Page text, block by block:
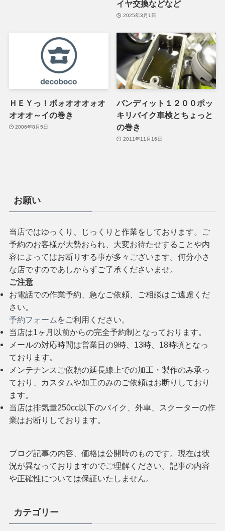
イヤ交換などなど
2025年3月1日
ＨＥＹっ！ボォオオオォオ
オオオ～イの巻き
2006年8月5日
バンディット１２００ポッ
キリバイク車検とちょっと
の巻き
2011年11月16日
お願い
当店ではゆっくり、じっくりと作業をしております。ご
予約のお客様が大勢おられ、大変お待たせすることや内
容によってはお断りする事が多々ございます。何分小さ
な店ですのであしからずご了承くださいませ。
ご注意
お電話での作業予約、急なご依頼、ご相談はご遠慮くだ
さい。
予約フォーム をご利用ください。
当店は1ヶ月以前からの完全予約制となっております。
メールの対応時間は営業日の9時、13時、18時頃となっ
ております。
メンテナンスご依頼の延長線上での加工・製作のみ承っ
ており、カスタムや加工のみのご依頼はお断りしており
ます。
当店は排気量250cc以下のバイク、外車、スクーターの作
業はお断りしております。
ブログ記事の内容、価格は公開時のものです。現在は状
況が異なっておりますのでご理解ください。記事の内容
や正確性については保証いたしません。
カテゴリー